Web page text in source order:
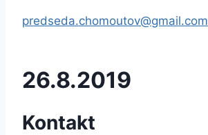
predseda.chomoutov@gmail.com
26.8.2019
Kontakt